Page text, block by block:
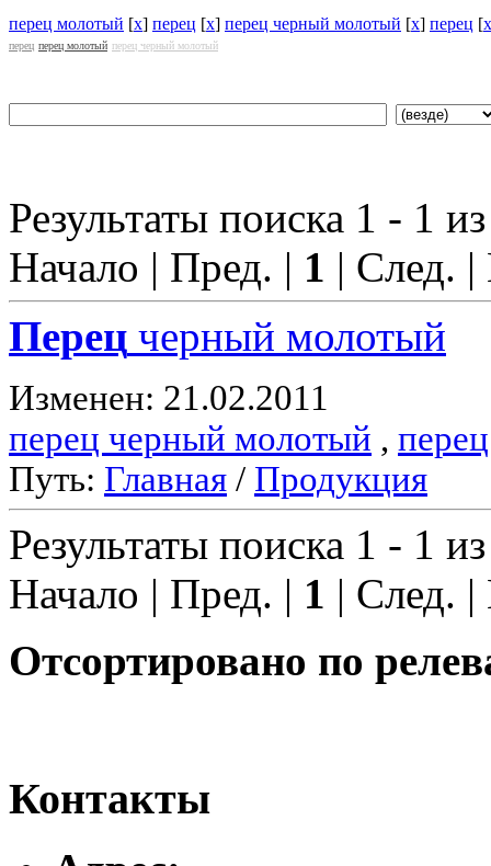
перец молотый [x] перец [x] перец черный молотый [x] перец [x
перец перец молотый перец черный молотый
Результаты поиска 1 - 1
Начало | Пред. | 1 | След.
Перец черный молотый
Изменен: 21.02.2011
перец черный молотый , перец
Путь: Главная / Продукция
Результаты поиска 1 - 1
Начало | Пред. | 1 | След.
Отсортировано по
Контакты